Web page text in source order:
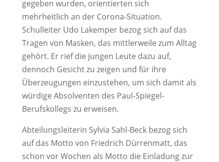
gegeben wurden, orientierten sich
mehrheitlich an der Corona-Situation.
Schulleiter Udo Lakemper bezog sich auf das
Tragen von Masken, das mittlerweile zum Alltag
gehört. Er rief die jungen Leute dazu auf,
dennoch Gesicht zu zeigen und für ihre
Überzeugungen einzustehen, um sich damit als
würdige Absolventen des Paul-Spiegel-
Berufskollegs zu erweisen.
Abteilungsleiterin Sylvia Sahl-Beck bezog sich
auf das Motto von Friedrich Dürrenmatt, das
schon vor Wochen als Motto die Einladung zur